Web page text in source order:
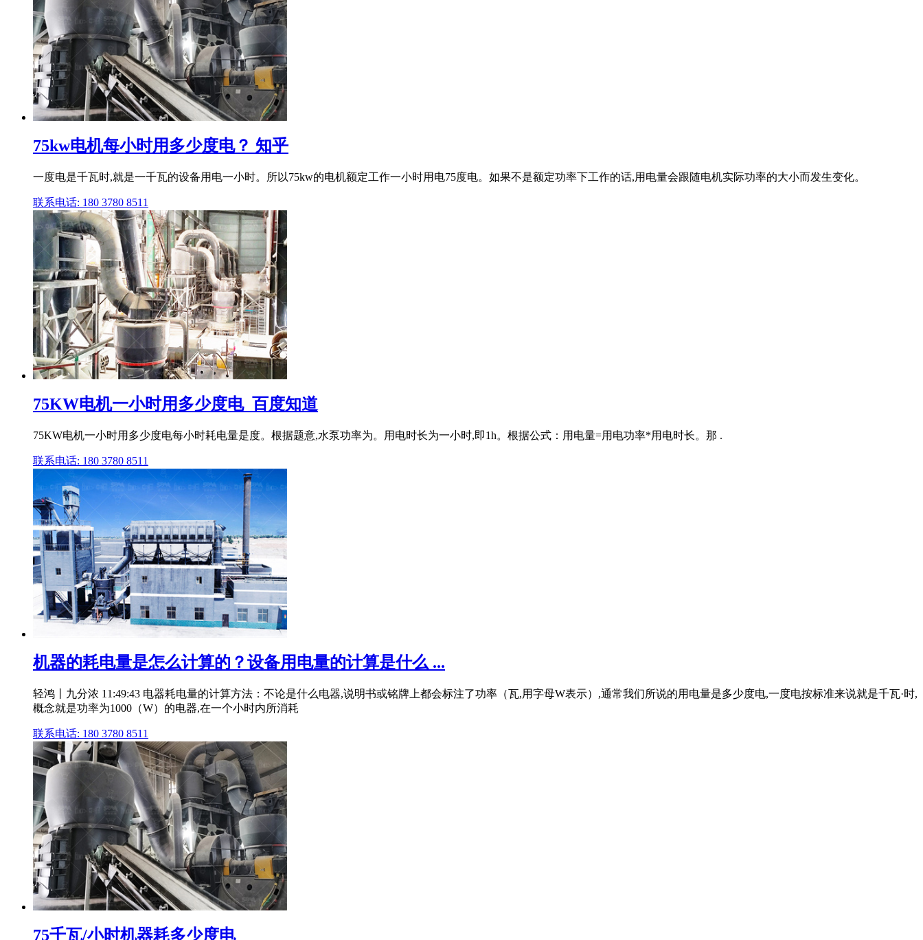
75kw电机每小时用多少度电？ 知乎
一度电是千瓦时,就是一千瓦的设备用电一小时。所以75kw的电机额定工作一小时用电75度电。如果不是额定功率下工作的话,用电量会跟随电机实际功率的大小而发生变化。
联系电话: 180 3780 8511
75KW电机一小时用多少度电_百度知道
75KW电机一小时用多少度电每小时耗电量是度。根据题意,水泵功率为。用电时长为一小时,即1h。根据公式：用电量=用电功率*用电时长。那 .
联系电话: 180 3780 8511
机器的耗电量是怎么计算的？设备用电量的计算是什么 ...
轻鸿丨九分浓 11:49:43 电器耗电量的计算方法：不论是什么电器,说明书或铭牌上都会标注了功率（瓦,用字母W表示）,通常我们所说的用电量是多少度电,一度电按标准来说就是千瓦·时,
概念就是功率为1000（W）的电器,在一个小时内所消耗
联系电话: 180 3780 8511
75千瓦/小时机器耗多少度电